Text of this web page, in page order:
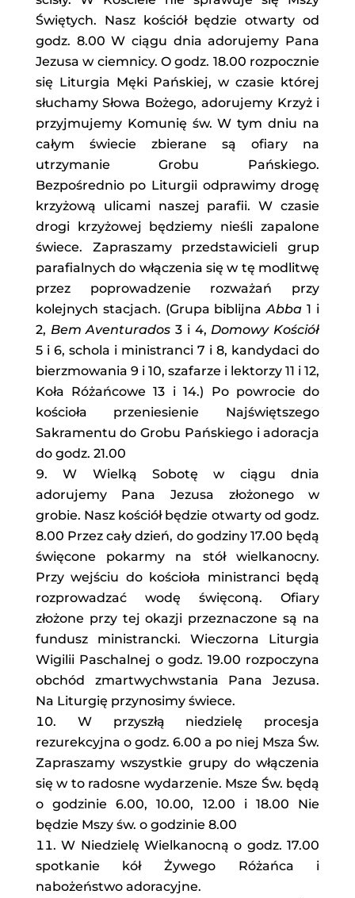
Świętych. Nasz kościół będzie otwarty od
godz. 8.00 W ciągu dnia adorujemy Pana
Jezusa w ciemnicy. O godz. 18.00 rozpocznie
się Liturgia Męki Pańskiej, w czasie której
słuchamy Słowa Bożego, adorujemy Krzyż i
przyjmujemy Komunię św. W tym dniu na
całym świecie zbierane są ofiary na
utrzymanie Grobu Pańskiego.
Bezpośrednio po Liturgii odprawimy drogę
krzyżową ulicami naszej parafii. W czasie
drogi krzyżowej będziemy nieśli zapalone
świece. Zapraszamy przedstawicieli grup
parafialnych do włączenia się w tę modlitwę
przez poprowadzenie rozważań przy
kolejnych stacjach. (Grupa biblijnaAbba 1 i
2, Bem Aventurados 3 i 4, Domowy Kościół
5 i 6, schola i ministranci 7 i 8, kandydaci do
bierzmowania 9 i 10, szafarze i lektorzy 11 i 12,
Koła Różańcowe 13 i 14.) Po powrocie do
kościoła przeniesienie Najświętszego
Sakramentu do Grobu Pańskiego i adoracja
do godz. 21.00
W Wielką Sobotę w ciągu dnia
adorujemy Pana Jezusa złożonego w
grobie. Nasz kościół będzie otwarty od godz.
8.00 Przez cały dzień, do godziny 17.00 będą
święcone pokarmy na stół wielkanocny.
Przy wejściu do kościoła ministranci będą
rozprowadzać wodę święconą. Ofiary
złożone przy tej okazji przeznaczone są na
fundusz ministrancki. Wieczorna Liturgia
Wigilii Paschalnej o godz. 19.00 rozpoczyna
obchód zmartwychwstania Pana Jezusa.
Na Liturgię przynosimy świece.
W przyszłą niedzielę procesja
rezurekcyjna o godz. 6.00 a po niej Msza Św.
Zapraszamy wszystkie grupy do włączenia
się w to radosne wydarzenie. Msze Św. będą
o godzinie 6.00, 10.00, 12.00 i 18.00 Nie
będzie Mszy św. o godzinie 8.00
W Niedzielę Wielkanocną o godz. 17.00
spotkanie kół Żywego Różańca i
nabożeństwo adoracyjne.